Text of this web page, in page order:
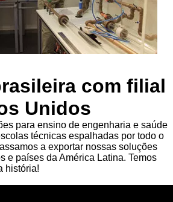
com filial
Unidos
para ensino de engenharia e saúde
técnicas espalhadas por todo o
a exportar nossas soluções
e países da América Latina. Temos
história!